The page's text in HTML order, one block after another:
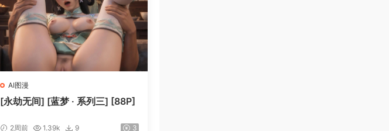
AI图漫
[永劫无间] [蓝梦 · 系列三] [88P]
2周前 1.39k 9 3